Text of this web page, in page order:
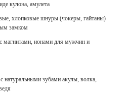
кулона, амулета
хлопковые шнуры (чокеры, гайтаны)
замком
магнитами, ионами для мужчин и
натуральными зубами акулы, волка,